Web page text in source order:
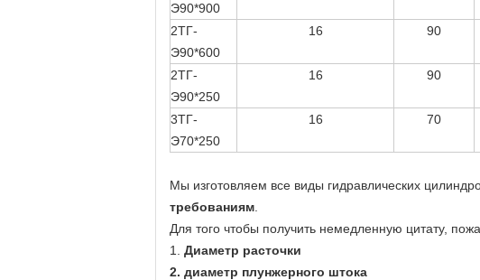
Э90*900
2ТГ-
Э90*600
16 90
2ТГ-
Э90*250
16 90
3ТГ-
Э70*250
16 70
Мы изготовляем все виды гидравлических
требованиям
Для того чтобы получить немедленную цитату,
1. Диаметр расточки
2. диаметр плунжерного штока